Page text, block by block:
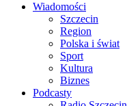
Wiadomości
Szczecin
Region
Polska i świat
Sport
Kultura
Biznes
Podcasty